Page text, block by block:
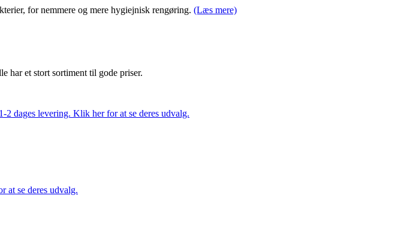
for nemmere og mere hygiejnisk rengøring. (Læs mere)
har et stort sortiment til gode priser.
dages levering. Klik her for at se deres udvalg.
at se deres udvalg.